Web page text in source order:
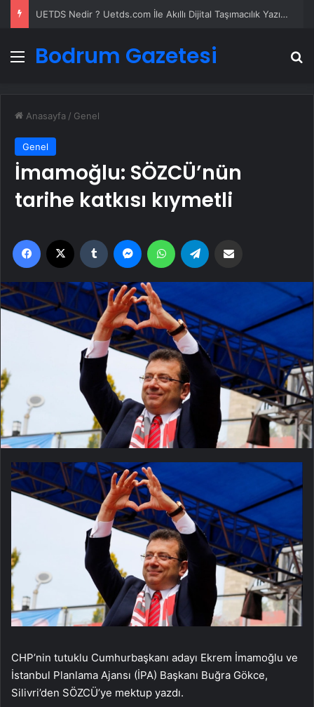
UETDS Nedir ? Uetds.com İle Akıllı Dijital Taşımacılık Yazılımı
Menü
Bodrum Gazetesi
Anasayfa / Genel
Genel
İmamoğlu: SÖZCÜ’nün
tarihe katkısı kıymetli
Facebook Tumblr MessengerWhatsApp
CHP’nin tutuklu Cumhurbaşkanı adayı Ekrem İmamoğlu ve
İstanbul Planlama Ajansı (İPA) Başkanı Buğra Gökce,
Silivri’den SÖZCÜ’ye mektup yazdı.